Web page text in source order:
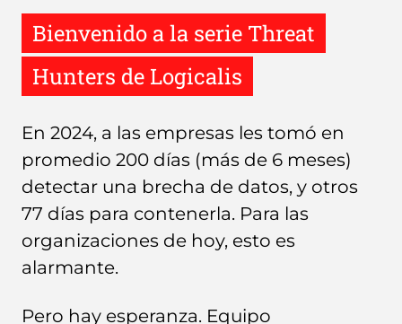
Bienvenido a la serie Threat
Hunters de Logicalis
En 2024, a las empresas les tomó en
promedio 200 días (más de 6 meses)
detectar una brecha de datos, y otros
77 días para contenerla. Para las
organizaciones de hoy, esto es
alarmante.
Pero hay esperanza. Equipo